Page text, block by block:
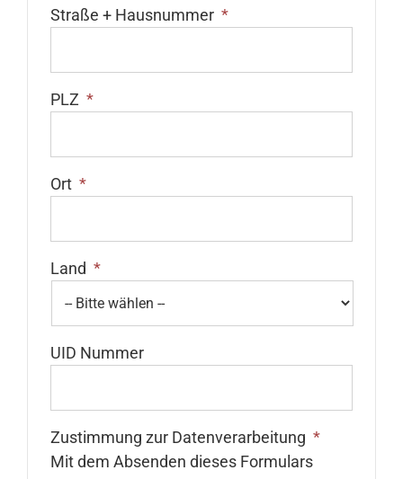
Straße + Hausnummer *
PLZ *
Ort *
Land *
UID Nummer
Zustimmung zur Datenverarbeitung *
Mit dem Absenden dieses Formulars